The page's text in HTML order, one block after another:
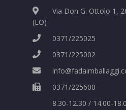
Via Don G. Ottolo 1,
(LO)
0371/225025
0371/225002
0371/225600
8.30-12.30 / 14.00-